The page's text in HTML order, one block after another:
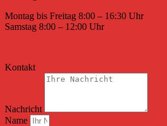
Montag bis Freitag 8:00 – 16:30 Uhr
Samstag 8:00 – 12:00 Uhr
Kontakt
Nachricht
Name